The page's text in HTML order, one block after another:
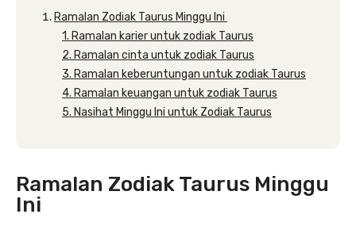
Ramalan Zodiak Taurus Minggu Ini
1. Ramalan karier untuk zodiak Taurus
2. Ramalan cinta untuk zodiak Taurus
3. Ramalan keberuntungan untuk zodiak Taurus
4. Ramalan keuangan untuk zodiak Taurus
5. Nasihat Minggu Ini untuk Zodiak Taurus
Ramalan Zodiak Taurus Minggu
Ini